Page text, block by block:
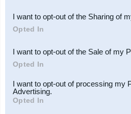
Downstream Participants
third parties.
I want to opt-out of the Sharing of
Opted In
I want to opt-out of the Sale of my
Opted In
I want to opt-out of processing my
Advertising.
Opted In